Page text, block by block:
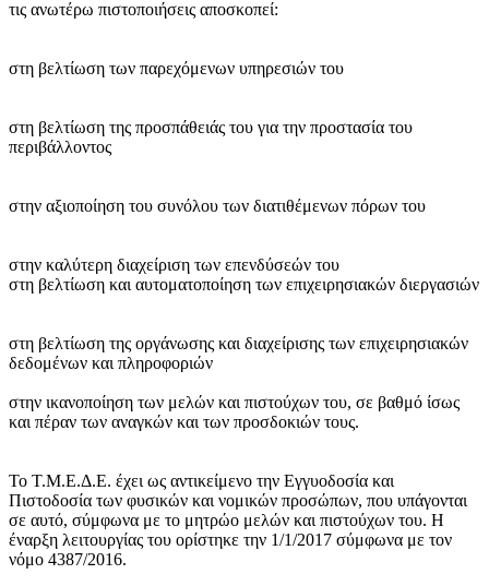
τις ανωτέρω πιστοποιήσεις αποσκοπεί:
στη βελτίωση των παρεχόμενων υπηρεσιών του
στη βελτίωση της προσπάθειάς του για την προστασία του
περιβάλλοντος
στην αξιοποίηση του συνόλου των διατιθέμενων πόρων του
στην καλύτερη διαχείριση των επενδύσεών του
στη βελτίωση και αυτοματοποίηση των επιχειρησιακών διεργασιών
στη βελτίωση της οργάνωσης και διαχείρισης των επιχειρησιακών
δεδομένων και πληροφοριών
στην ικανοποίηση των μελών και πιστούχων του, σε βαθμό ίσως
και πέραν των αναγκών και των προσδοκιών τους.
Το Τ.Μ.Ε.Δ.Ε. έχει ως αντικείμενο την Εγγυοδοσία και
Πιστοδοσία των φυσικών και νομικών προσώπων, που υπάγονται
σε αυτό, σύμφωνα με το μητρώο μελών και πιστούχων του. Η
έναρξη λειτουργίας του ορίστηκε την 1/1/2017 σύμφωνα με τον
νόμο 4387/2016.